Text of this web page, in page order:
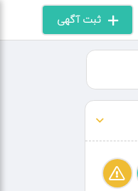
ثبت آگهی